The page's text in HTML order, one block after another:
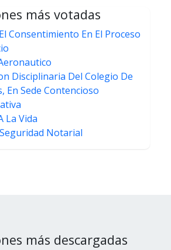
más votadas
Consentimiento En El Proceso
Disciplinaria Del Colegio De
En Sede Contencioso
La Vida
Notarial
más descargadas